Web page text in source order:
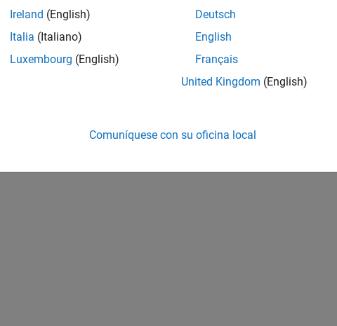
Ireland (English)
Italia (Italiano)
Luxembourg (English)
Deutsch
English
Français
United Kingdom (English)
Comuníquese con su oficina local